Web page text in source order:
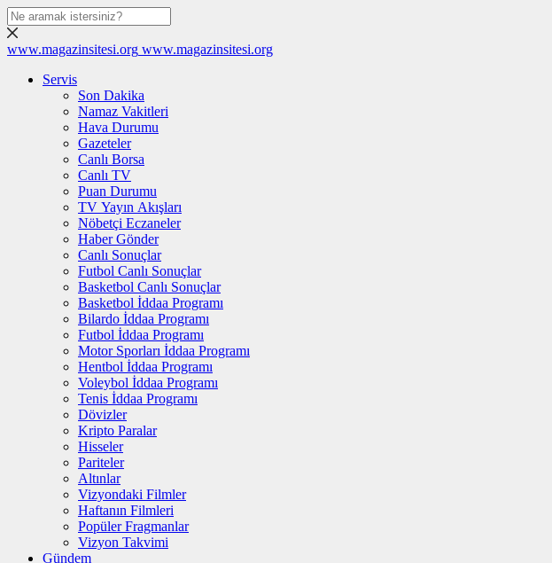
www.magazinsitesi.org www.magazinsitesi.org
Servis
Son Dakika
Namaz Vakitleri
Hava Durumu
Gazeteler
Canlı Borsa
Canlı TV
Puan Durumu
TV Yayın Akışları
Nöbetçi Eczaneler
Haber Gönder
Canlı Sonuçlar
Futbol Canlı Sonuçlar
Basketbol Canlı Sonuçlar
Basketbol İddaa Programı
Bilardo İddaa Programı
Futbol İddaa Programı
Motor Sporları İddaa Programı
Hentbol İddaa Programı
Voleybol İddaa Programı
Tenis İddaa Programı
Dövizler
Kripto Paralar
Hisseler
Pariteler
Altınlar
Vizyondaki Filmler
Haftanın Filmleri
Popüler Fragmanlar
Vizyon Takvimi
Gündem